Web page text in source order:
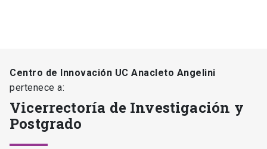
Centro de Innovación UC Anacleto Angelini
pertenece a:
Vicerrectoría de Investigación y
Postgrado